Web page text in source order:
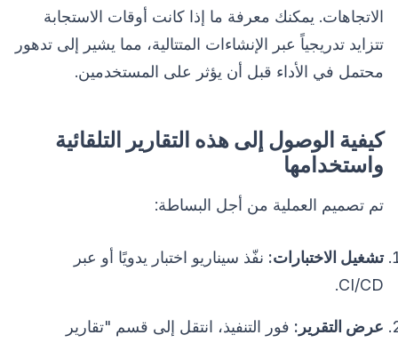
الاتجاهات. يمكنك معرفة ما إذا كانت أوقات الاستجابة
تتزايد تدريجياً عبر الإنشاءات المتتالية، مما يشير إلى تدهور
محتمل في الأداء قبل أن يؤثر على المستخدمين.
كيفية الوصول إلى هذه التقارير التلقائية
واستخدامها
تم تصميم العملية من أجل البساطة:
تشغيل الاختبارات: نفّذ سيناريو اختبار يدويًا أو عبر
CI/CD.
عرض التقرير: فور التنفيذ، انتقل إلى قسم "تقارير